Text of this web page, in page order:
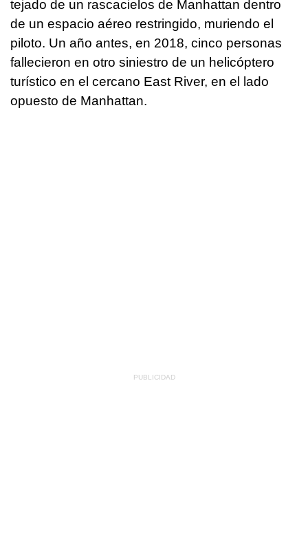
tejado de un rascacielos de Manhattan dentro
de un espacio aéreo restringido, muriendo el
piloto. Un año antes, en 2018, cinco personas
fallecieron en otro siniestro de un helicóptero
turístico en el cercano East River, en el lado
opuesto de Manhattan.